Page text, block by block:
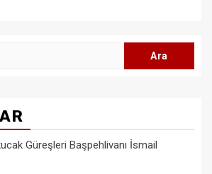
Güreşleri Başpehlivanı İsmail